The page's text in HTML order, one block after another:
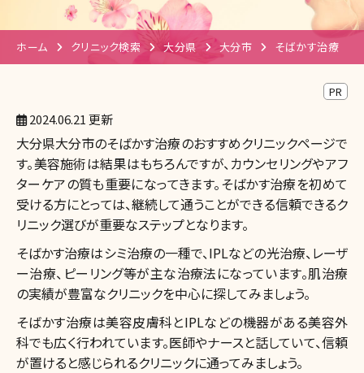
ホーム クリニック検索 大分県 大分市 そばかす治療
PR
2024.06.21 更新
大分県大分市のそばかす治療のおすすめクリニックページで
す。美容施術は結果はもちろんですが、カウンセリングやアフ
ターケアの質も重要になってきます。そばかす治療を初めて
受ける方にとっては、継続して通うことができる信頼できるク
リニック選びが重要なステップとなります。
そばかす治療はシミ治療の一種で、IPLなどの光治療、レーザ
ー治療、ピーリング等が主な治療法になっています。肌治療
の実績が豊富なクリニックを中心に探してみましょう。
そばかす治療は美容皮膚科とIPLなどの機器がある美容外
科でも広く行われています。医師やナースと話していて、信頼
が置けると感じられるクリニックに通ってみましょう。